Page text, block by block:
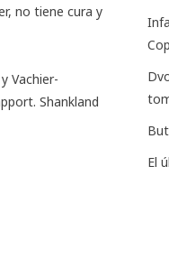
no tiene cura y
Vachier-
Shankland
El